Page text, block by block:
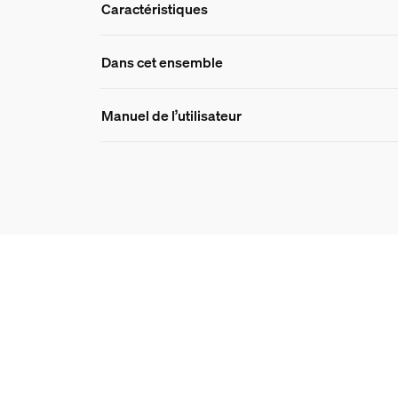
Caractéristiques
Caractéristiques
Numéro de produit (EAN/UPC)
Dans cet ensemble
Manuel de l’utilisateur